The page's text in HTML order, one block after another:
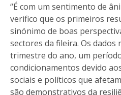
“É com um sentimento de
verifico que os primeiros
sinónimo de boas
sectores da fileira. Os
trimestre do ano, um
condicionamentos devido
sociais e políticos que
são demonstrativos da